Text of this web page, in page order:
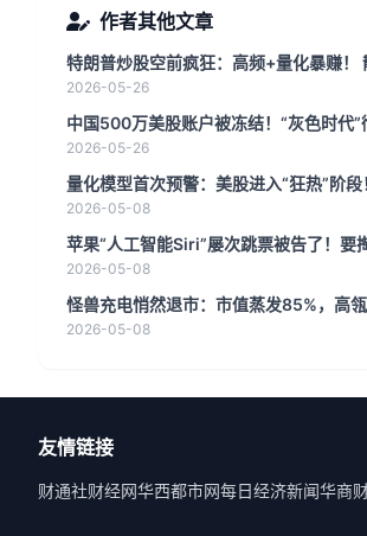
作者其他文章
特朗普炒股空前疯狂：高频+量化暴赚！
2026-05-26
中国500万美股账户被冻结！“灰色时代
2026-05-26
量化模型首次预警：美股进入“狂热”阶
2026-05-08
苹果“人工智能Siri”屡次跳票被告了！要
2026-05-08
怪兽充电悄然退市：市值蒸发85%，高
2026-05-08
友情链接
财通社财经网华西都市网每日经济新闻华商